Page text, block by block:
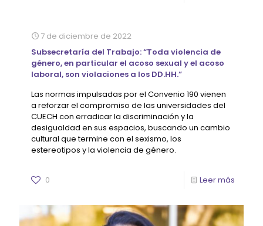
7 de diciembre de 2022
Subsecretaría del Trabajo: “Toda violencia de
género, en particular el acoso sexual y el acoso
laboral, son violaciones a los DD.HH.”
Las normas impulsadas por el Convenio 190 vienen
a reforzar el compromiso de las universidades del
CUECH con erradicar la discriminación y la
desigualdad en sus espacios, buscando un cambio
cultural que termine con el sexismo, los
estereotipos y la violencia de género.
0 Leer más